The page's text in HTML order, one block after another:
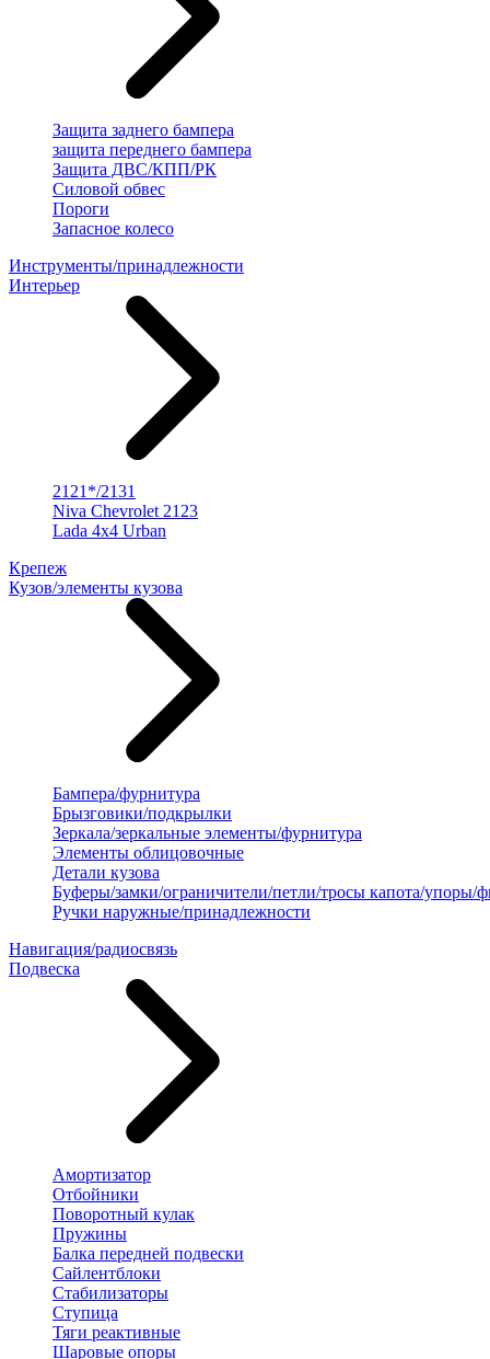
Защита заднего бампера
защита переднего бампера
Защита ДВС/КПП/РК
Силовой обвес
Пороги
Запасное колесо
Инструменты/принадлежности
Интерьер
2121*/2131
Niva Chevrolet 2123
Lada 4x4 Urban
Крепеж
Кузов/элементы кузова
Бампера/фурнитура
Брызговики/подкрылки
Зеркала/зеркальные элементы/фурнитура
Элементы облицовочные
Детали кузова
Буферы/замки/ограничители/петли/тросы капота/упоры/
Ручки наружные/принадлежности
Навигация/радиосвязь
Подвеска
Амортизатор
Отбойники
Поворотный кулак
Пружины
Балка передней подвески
Сайлентблоки
Стабилизаторы
Ступица
Тяги реактивные
Шаровые опоры